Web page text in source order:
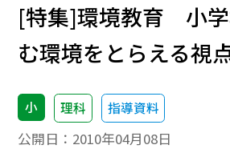
[特集]環境教育 小
む環境をとらえる視
小 理科 指導資料
公開日： 2010年04月08日